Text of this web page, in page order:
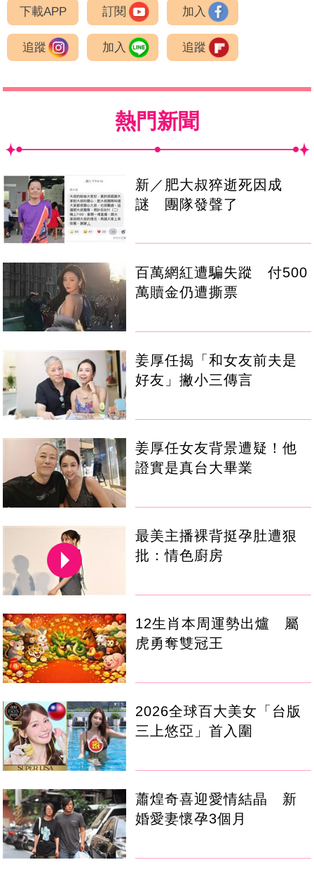
下載APP 訂閱 加入
追蹤 加入 追蹤
熱門新聞
新／肥大叔猝逝死因成
謎 團隊發聲了
百萬網紅遭騙失蹤 付500
萬贖金仍遭撕票
姜厚任揭「和女友前夫是
好友」撇小三傳言
姜厚任女友背景遭疑！他
證實是真台大畢業
最美主播裸背挺孕肚遭狠
批：情色廚房
12生肖本周運勢出爐 屬
虎勇奪雙冠王
2026全球百大美女「台版
三上悠亞」首入圍
蕭煌奇喜迎愛情結晶 新
婚愛妻懷孕3個月